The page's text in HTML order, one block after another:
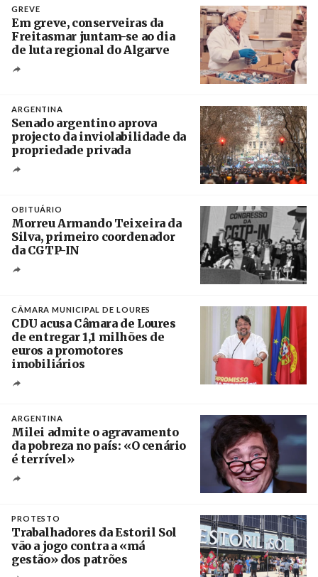
GREVE
Em greve, conserveiras da
Freitasmar juntam-se ao dia
de luta regional do Algarve
ARGENTINA
Senado argentino aprova
projecto da inviolabilidade da
propriedade privada
OBITUÁRIO
Morreu Armando Teixeira da
Silva, primeiro coordenador
da CGTP-IN
CÂMARA MUNICIPAL DE LOURES
CDU acusa Câmara de Loures
de entregar 1,1 milhões de
euros a promotores
imobiliários
ARGENTINA
Milei admite o agravamento
da pobreza no país: «O cenário
é terrível»
PROTESTO
Trabalhadores da Estoril Sol
vão a jogo contra a «má
gestão» dos patrões